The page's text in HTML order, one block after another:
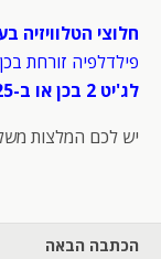
חלוצי הטלוויזיה בערוץ 8
פילדלפיה זורחת בכן או
לג'יט 2 בכן או ב-23:25.
יש לכם המלצות
הכתבה הבאה